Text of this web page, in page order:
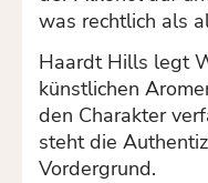
was rechtlich als
Haardt Hills legt
künstlichen
den Charakter
steht die
Vordergrund.